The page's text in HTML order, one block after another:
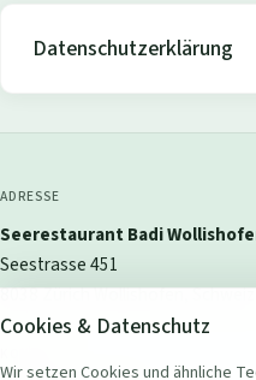
Datenschutzerklärung
ADRESSE
Seerestaurant Badi
Seestrasse 451
8038 Zürich Wollishofen, Schweiz
Cookies & Datenschutz
Wir setzen Cookies und ähnliche